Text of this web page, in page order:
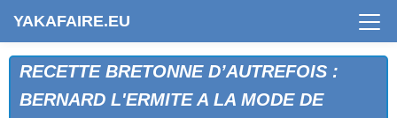
YAKAFAIRE.EU
RECETTE BRETONNE D’AUTREFOIS :
BERNARD L'ERMITE A LA MODE DE